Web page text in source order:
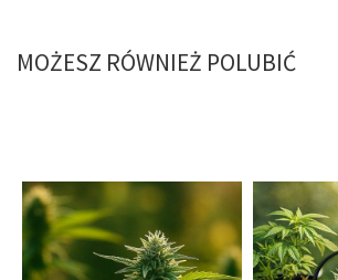
MOŻESZ RÓWNIEŻ POLUBIĆ